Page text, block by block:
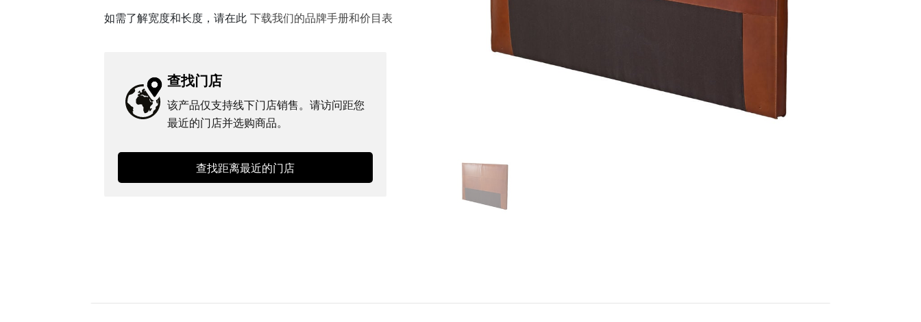
如需了解宽度和长度，请在此 下载我们的品牌手册和价目表
查找门店
该产品仅支持线下门店销售。请访问距您
最近的门店并选购商品。
查找距离最近的门店